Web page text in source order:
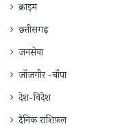
क्राइम
छत्तीसगढ़
जनसेवा
जाँजगीर -चाँपा
देश-विदेश
दैनिक राशिफ़ल